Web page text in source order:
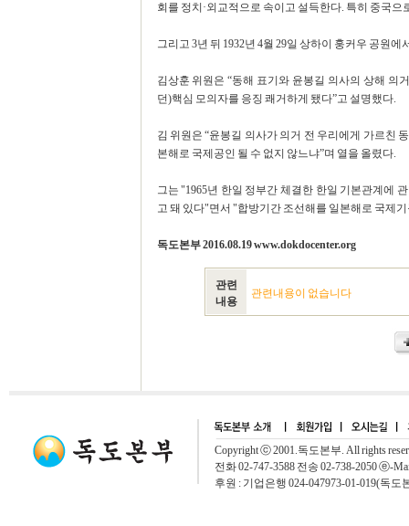
회를 정치·외교적으로 속이고 설득한다. 특히 중국
그리고 3년 뒤 1932년 4월 29일 상하이 훙커우 공원
김상훈 위원은 “동해 표기와 윤봉길 의사의 상해 의
던)핵심 모의자를 응징 쾌거하게 됐다”고 설명했다.
김 위원은 “윤봉길 의사가 의거 전 우리에게 가르친
본해로 국제공인 될 수 없지 않느냐”며 열을 올렸다.
그는 "1965년 한일 정부간 체결한 한일 기본관계에
고 돼 있다"면서 "합방기간 조선해를 일본해로 국제
독도본부 2016.08.19 www.dokdocenter.org
관련
내용
관련내용이 없습니다
Copyright ⓒ 2001.독도본부. All rights
전화 02-747-3588 전송 02-738-2050 ⓔ-
후원 : 기업은행 024-047973-01-019(독도